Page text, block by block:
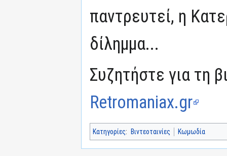
παντρευτεί, η
δίλημμα...
Συζητήστε για τη
Retromaniax.gr
Κατηγορίες: Βιντεοταινίες Κωμωδία